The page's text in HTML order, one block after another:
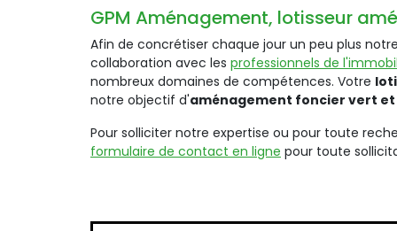
GPM Aménagement, lotisseur
Afin de concrétiser chaque jour un peu plus
collaboration avec les professionnels de
nombreux domaines de compétences. Votre
notre objectif d'aménagement foncier vert
Pour solliciter notre expertise ou pour toute
formulaire de contact en ligne pour toute